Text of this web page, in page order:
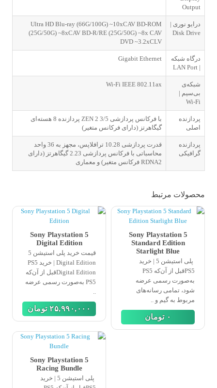
Output
درایو نوری |
Disk Drive
Ultra HD Blu-ray (66G/100G) ~10xCAV BD-ROM
(25G/50G) ~8xCAV BD-R/RE (25G/50G) ~8x CAV
DVD ~3.2xCLV
درگاه شبکه
| LAN Port
Gigabit Ethernet
شبکه‌ی
بی‌سیم |
Wi-Fi
Wi-Fi IEEE 802.11ax
پردازنده
اصلی
پردازنده 8 هسته‌ا‌ی ZEN 2 با فرکانس پردازشی 3/5
گیگاهرتز (دارای فرکانس متغیر)
پردازنده
گرافیکی
قدرت پردازشی 10.28 ترافلاپس، مجهز به 36 واحد
محاسباتی با فرکانس پردازشی 2.23 گیگاهرتز (دارای
فرکانس متغیر) و معماری RDNA2
محصولات مرتبط
Sony Playstation 5
Standard Edition
Starlight Blue
پلی استیشن 5 | خرید
PS5قبل از آن‌که PS5
به‌صورت رسمی عرضه
شود، تمامی رسانه‌های
مربوط به گیم و ..
٠ تومان
Sony Playstation 5
Digital Edition
قیمت خرید پلی استیشن 5
Digital Edition | خرید PS5
Digital Editionقبل از آن‌که
PS5 به‌صورت رسمی عرضه
٢۵,٩٩٠,٠٠٠ تومان
Sony Playstation 5
Racing Bundle
پلی استیشن 5 | خرید